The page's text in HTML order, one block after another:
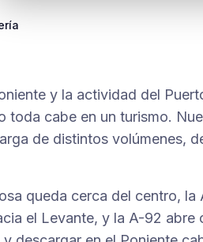
y la actividad del
toda cabe en un turismo.
de distintos volúmenes,
queda cerca del centro, la
el Levante, y la A-92 abre